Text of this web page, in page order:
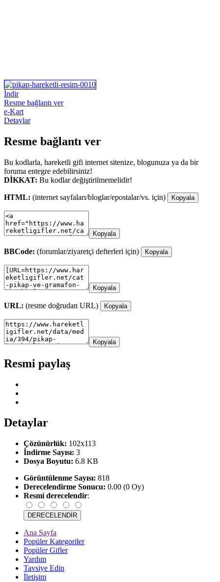
İndir
Resme bağlantı ver
e-Kart
Detaylar
Resme bağlantı ver
Bu kodlarla, hareketli gifi internet sitenize, blogunuza ya da bir
foruma entegre edebilirsiniz!
DİKKAT: Bu kodlar değiştirilmemelidir!
HTML: (internet sayfaları/bloglar/epostalar/vs. için) Kopyala
Kopyala
BBCode: (forumlar/ziyaretçi defterleri için) Kopyala
Kopyala
URL: (resme doğrudan URL) Kopyala
Kopyala
Resmi paylaş
Detaylar
Çözünürlük: 102x113
İndirme Sayısı: 3
Dosya Boyutu: 6.8 KB
Görüntülenme Sayısı: 818
Derecelendirme Sonucu: 0.00 (0 Oy)
Resmi derecelendir:
Ana Sayfa
Popüler Kategoriler
Popüler Gifler
Yardım
Tavsiye Edin
İletişim